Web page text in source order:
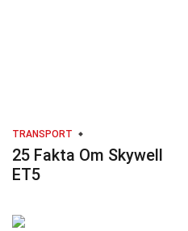
TRANSPORT
25 Fakta Om Skywell
ET5